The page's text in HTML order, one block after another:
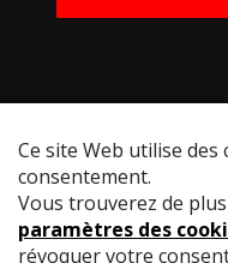
Instagram
LinkedIn